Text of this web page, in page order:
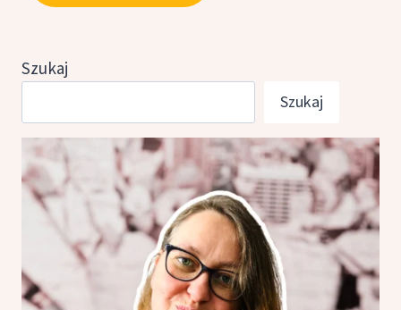
Szukaj
Szukaj